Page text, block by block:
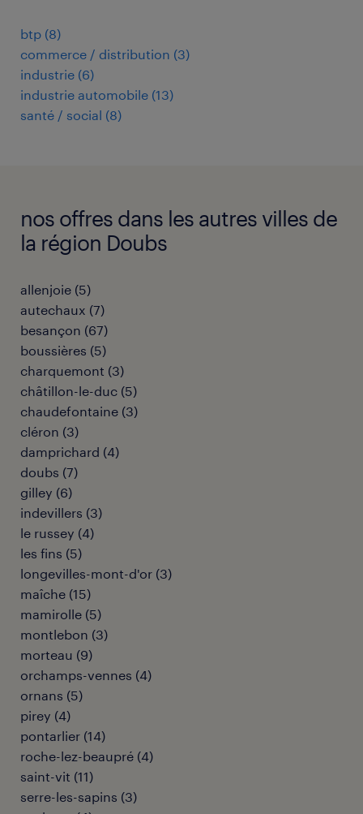
btp (8)
commerce / distribution (3)
industrie (6)
industrie automobile (13)
santé / social (8)
nos offres dans les autres villes de
la région Doubs
allenjoie (5)
autechaux (7)
besançon (67)
boussières (5)
charquemont (3)
châtillon-le-duc (5)
chaudefontaine (3)
cléron (3)
damprichard (4)
doubs (7)
gilley (6)
indevillers (3)
le russey (4)
les fins (5)
longevilles-mont-d'or (3)
maîche (15)
mamirolle (5)
montlebon (3)
morteau (9)
orchamps-vennes (4)
ornans (5)
pirey (4)
pontarlier (14)
roche-lez-beaupré (4)
saint-vit (11)
serre-les-sapins (3)